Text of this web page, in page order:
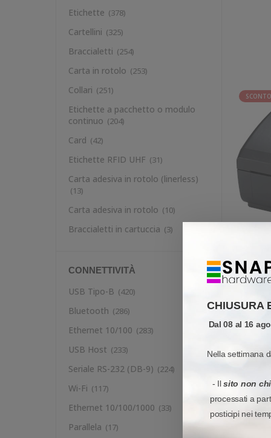
CHIUSURA
Dal 08 al 16
Nella settimana
- Ilsito non
processati a
posticipi nei
Etichette (378)
Cartellini (325)
Braccialetti (254)
Carta in rotolo (253)
Collari (251)
Etichette a pacchetto o modulo
continuo (204)
Card (42)
Etichette RFID UHF (31)
Carta adesiva in rotolo (linerless)
(13)
Carta adesiva in rotolo (10)
Braccialetti in cartuccia (3)
CONNETTIVITÀ
USB Tipo-B (420)
Bluetooth (286)
Ethernet 10/100 (283)
USB Host (233)
Seriale RS-232 (DB-9) (224)
Wi-Fi (117)
Ethernet 10/100/1000 (33)
Parallela (17)